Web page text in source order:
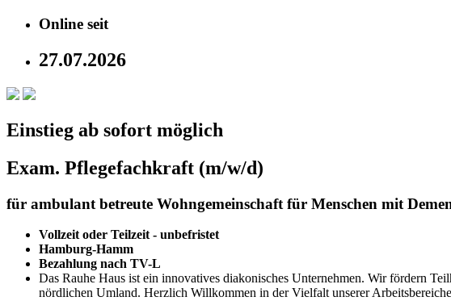
Online seit
27.07.2026
Einstieg ab sofort möglich
Exam. Pflegefachkraft (m/w/d)
für ambulant betreute Wohngemeinschaft für Menschen mit
Vollzeit oder Teilzeit - unbefristet
Hamburg-Hamm
Bezahlung nach TV-L
Das Rauhe Haus ist ein innovatives diakonisches Unternehmen. Wir fördern
nördlichen Umland. Herzlich Willkommen in der Vielfalt unserer